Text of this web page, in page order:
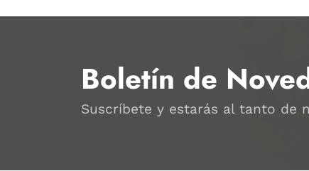
Boletín de
Suscríbete y estarás al tanto de